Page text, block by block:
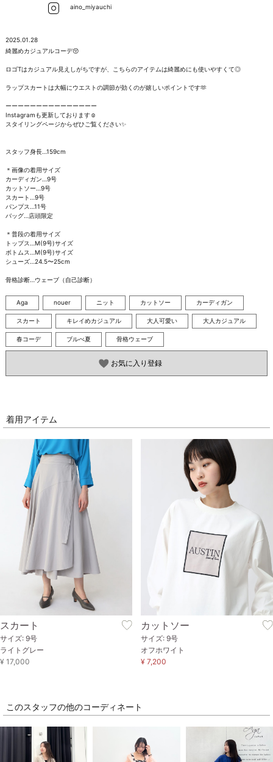
aino_miyauchi
2025.01.28
綺麗めカジュアルコーデ😚
ロゴTはカジュアル見えしがちですが、こちらのアイテムは綺麗めにも使いやすくて◎
ラップスカートは大幅にウエストの調節が効くのが嬉しいポイントです🫶
ーーーーーーーーーーーーーーー
Instagramも更新しております☺︎
スタイリングページからぜひご覧ください✨
スタッフ身長…159cm
＊画像の着用サイズ
カーディガン…9号
カットソー…9号
スカート…9号
パンプス…11号
バッグ…店頭限定
＊普段の着用サイズ
トップス…M(9号)サイズ
ボトムス…M(9号)サイズ
シューズ…24.5〜25cm
骨格診断…ウェーブ（自己診断）
Aga nouer ニット カットソー カーディガン
スカート キレイめカジュアル 大人可愛い 大人カジュアル
春コーデ ブルべ夏 骨格ウェーブ
お気に入り登録
着用アイテム
スカート
サイズ: 9号
ライトグレー
¥ 17,000
カットソー
サイズ: 9号
オフホワイト
¥ 7,200
このスタッフの他のコーディネート